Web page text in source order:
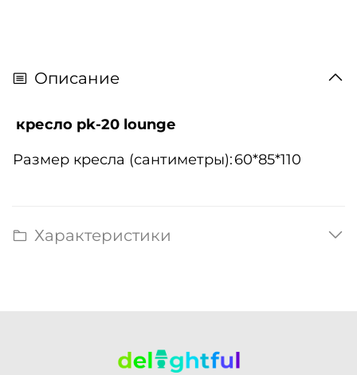
Описание
кресло pk-20 lounge
Размер кресла (сантиметры):60*85*110
Характеристики